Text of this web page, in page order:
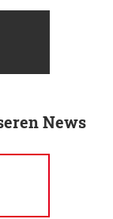
News